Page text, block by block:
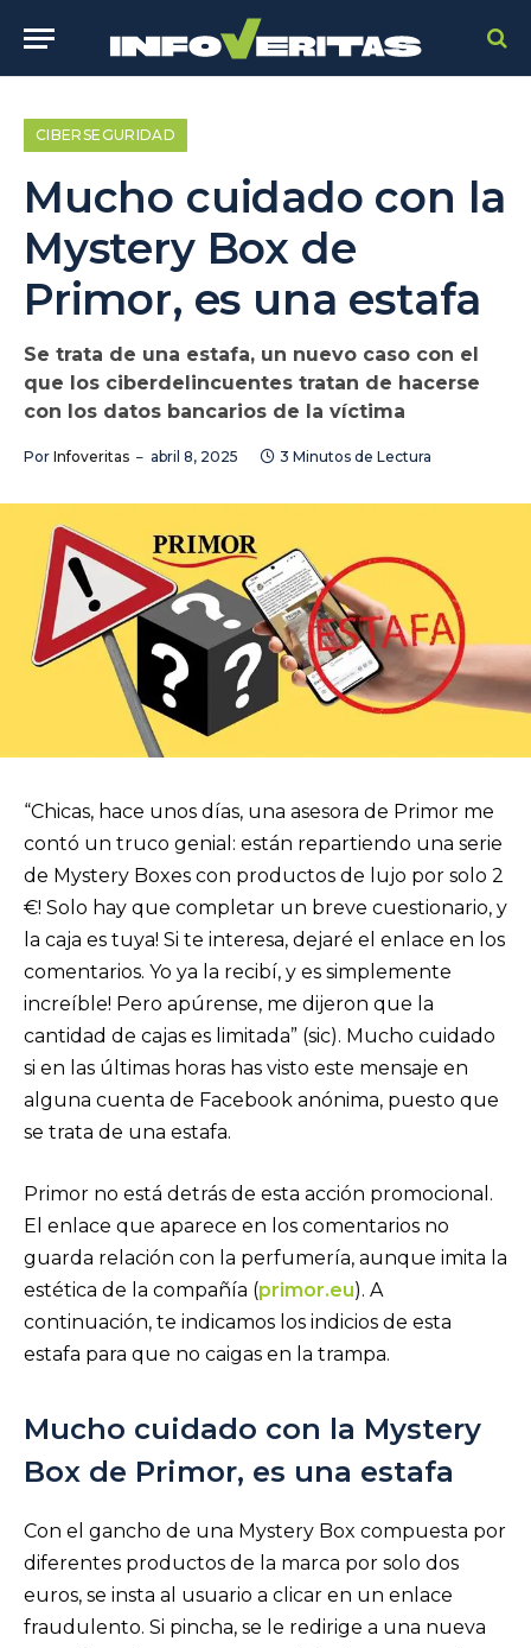
CIBERSEGURIDAD
Mucho cuidado con la
Mystery Box de
Primor, es una estafa
Se trata de una estafa, un nuevo caso con el
que los ciberdelincuentes tratan de hacerse
con los datos bancarios de la víctima
Por Infoveritas abril 8, 2025 3 Minutos de Lectura
“Chicas, hace unos días, una asesora de Primor me
contó un truco genial: están repartiendo una serie
de Mystery Boxes con productos de lujo por solo 2
€! Solo hay que completar un breve cuestionario, y
la caja es tuya! Si te interesa, dejaré el enlace en los
comentarios. Yo ya la recibí, y es simplemente
increíble! Pero apúrense, me dijeron que la
cantidad de cajas es limitada” (sic). Mucho cuidado
si en las últimas horas has visto este mensaje en
alguna cuenta de Facebook anónima, puesto que
se trata de una estafa.
Primor no está detrás de esta acción promocional.
El enlace que aparece en los comentarios no
guarda relación con la perfumería, aunque imita la
estética de la compañía (primor.eu). A
continuación, te indicamos los indicios de esta
estafa para que no caigas en la trampa.
Mucho cuidado con la Mystery
Box de Primor, es una estafa
Con el gancho de una Mystery Box compuesta por
diferentes productos de la marca por solo dos
euros, se insta al usuario a clicar en un enlace
fraudulento. Si pincha, se le redirige a una nueva